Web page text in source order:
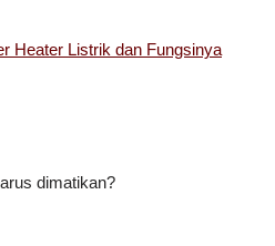
Heater Listrik dan Fungsinya
dimatikan?